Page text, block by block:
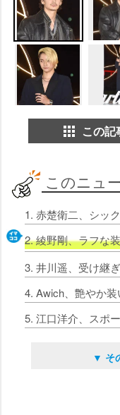
この記
このニュ
2. 綾野剛、ラフな
▼ そ